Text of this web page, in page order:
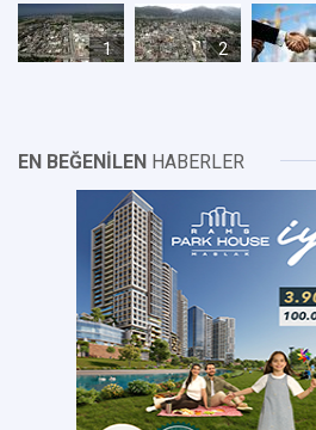
1 2
EN BEĞENİLEN HABERLER